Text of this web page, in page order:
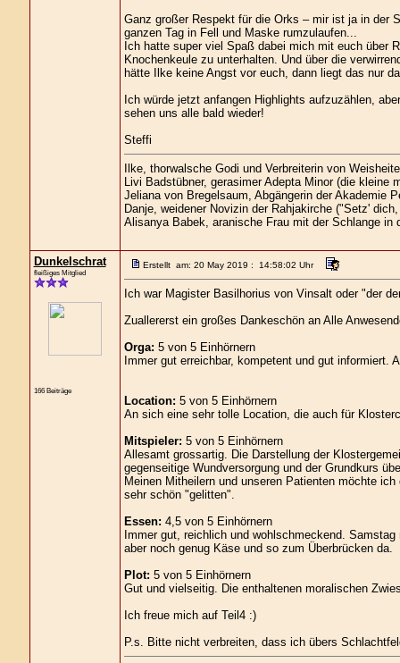
Ganz großer Respekt für die Orks – mir ist ja in der
ganzen Tag in Fell und Maske rumzulaufen...
Ich hatte super viel Spaß dabei mich mit euch über
Knochenkeule zu unterhalten. Und über die
hätte Ilke keine Angst vor euch, dann liegt das nur
Ich würde jetzt anfangen Highlights aufzuzählen,
sehen uns alle bald wieder!
Steffi
Ilke, thorwalsche Godi und Verbreiterin von
Livi Badstübner, gerasimer Adepta Minor (die kleine
Jeliana von Bregelsaum, Abgängerin der Akademie
Danje, weidener Novizin der Rahjakirche ("Setz'
Alisanya Babek, aranische Frau mit der Schlange
Dunkelschrat
fleißiges Mitglied
166 Beiträge
Erstellt am: 20 May 2019 : 14:58:02 Uhr
Ich war Magister Basilhorius von Vinsalt oder "der
Zuallererst ein großes Dankeschön an Alle
Orga: 5 von 5 Einhörnern
Immer gut erreichbar, kompetent und gut informiert.
Location: 5 von 5 Einhörnern
An sich eine sehr tolle Location, die auch für
Mitspieler: 5 von 5 Einhörnern
Allesamt grossartig. Die Darstellung der
gegenseitige Wundversorgung und der Grundkurs
Meinen Mitheilern und unseren Patienten möchte
sehr schön "gelitten".
Essen: 4,5 von 5 Einhörnern
Immer gut, reichlich und wohlschmeckend.
aber noch genug Käse und so zum Überbrücken da.
Plot: 5 von 5 Einhörnern
Gut und vielseitig. Die enthaltenen moralischen
Ich freue mich auf Teil4 :)
P.s. Bitte nicht verbreiten, dass ich übers